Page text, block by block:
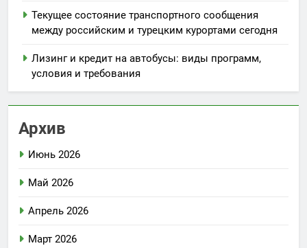
Текущее состояние транспортного сообщения
между российским и турецким курортами сегодня
Лизинг и кредит на автобусы: виды программ,
условия и требования
Архив
Июнь 2026
Май 2026
Апрель 2026
Март 2026